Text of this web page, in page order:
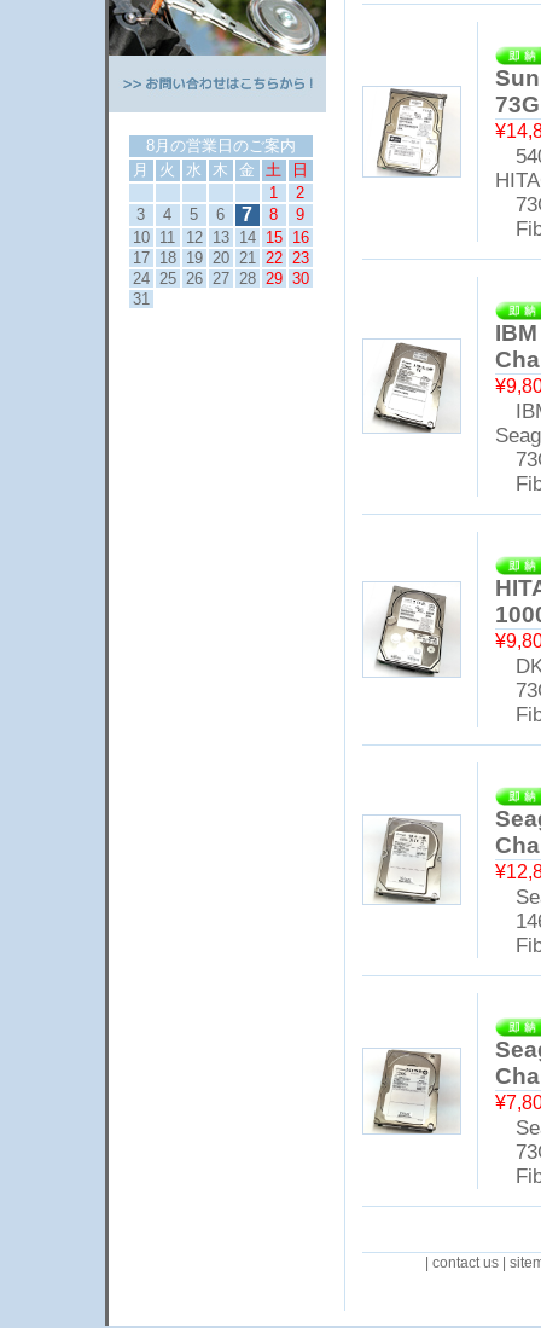
8月の営業日のご案内
月
火 水 木 金 土
日
1
2
3
4 5 6 7 8
9
10
11 12 13 14 15
16
17
18 19 20 21 22 23
24 25 26 27 28 29 30
31
|contact us |